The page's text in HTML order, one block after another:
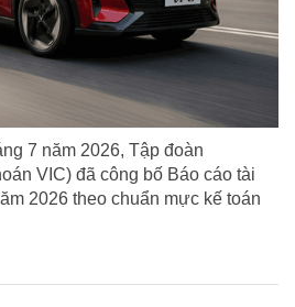
7 năm 2026, Tập đoàn
VIC) đã công bố Báo cáo tài
2026 theo chuẩn mực kế toán